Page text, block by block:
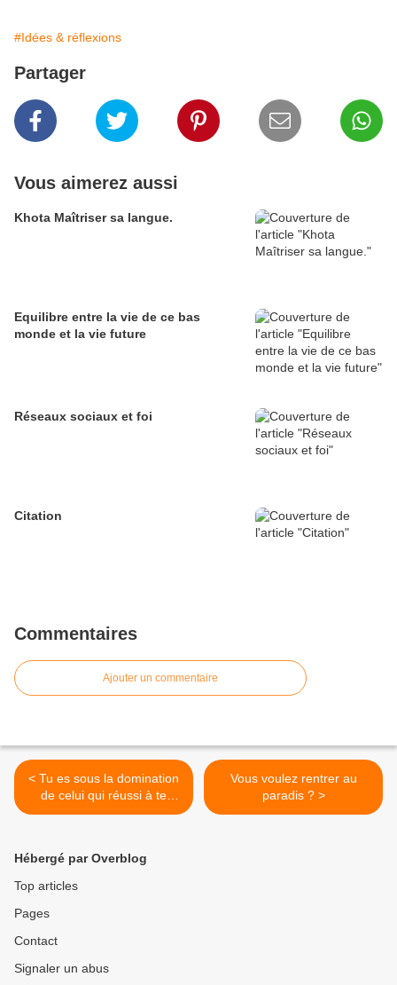
#Idées & réflexions
Partager
Vous aimerez aussi
Khota Maîtriser sa langue.
Equilibre entre la vie de ce bas
monde et la vie future
Réseaux sociaux et foi
Citation
Commentaires
Ajouter un commentaire
< Tu es sous la domination
de celui qui réussi à te
mettre en colère.
Vous voulez rentrer au
paradis ? >
Hébergé par Overblog
Top articles
Pages
Contact
Signaler un abus